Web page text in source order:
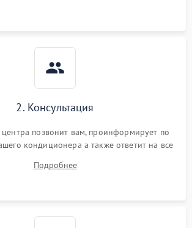
2. Консультация
позвонит вам, проинформирует по
кондиционера а также ответит на все
Подробнее